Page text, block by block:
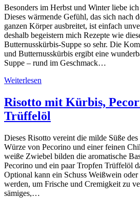
Besonders im Herbst und Winter liebe ich
Dieses wärmende Gefühl, das sich nach
ganzen Körper ausbreitet, ist einfach
deshalb begeistern mich Rezepte wie
Butternusskürbis-Suppe so sehr. Die
und Butternusskürbis ergibt eine
Suppe – rund im Geschmack…
Weiterlesen
Risotto mit Kürbis,
Trüffelöl
Dieses Risotto vereint die milde Süße
Würze von Pecorino und einer feinen
weiße Zwiebel bilden die aromatische
Pecorino und ein paar Tropfen Trüffelöl
Optional kann ein Schuss Weißwein
werden, um Frische und Cremigkeit zu
sämiges,…